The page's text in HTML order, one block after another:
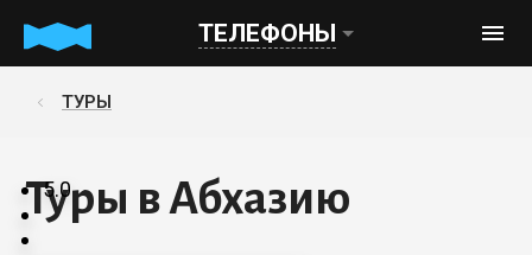
ТЕЛЕФОНЫ
ТУРЫ
Туры в Абхазию
5.0